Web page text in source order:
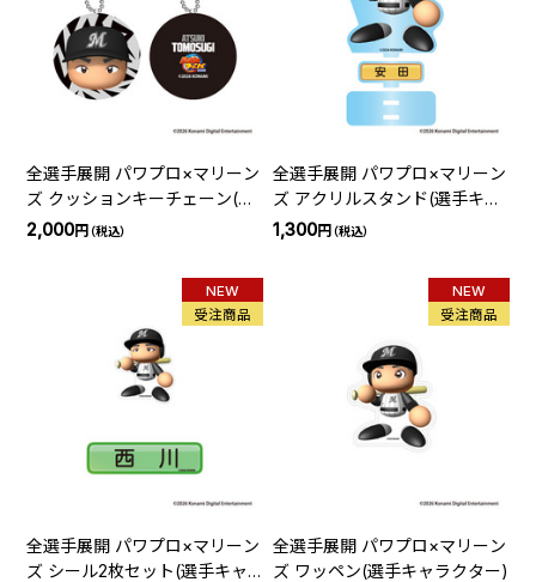
全選手展開 パワプロ×マリーン
ズ クッションキーチェーン(選
手紹介ビジョン)
2,000円（税込）
全選手展開 パワプロ×マリーン
ズ アクリルスタンド(選手キャ
ラクター)
1,300円（税込）
NEW
受注商品
全選手展開 パワプロ×マリーン
ズ シール2枚セット(選手キャ
NEW
受注商品
全選手展開 パワプロ×マリーン
ズ ワッペン(選手キャラクター)